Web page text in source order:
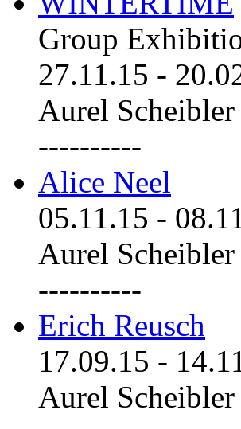
Group
27.11.15 -
Aurel
----------
Alice Neel
05.11.15 -
Aurel
----------
Erich Reusch
17.09.15 -
Aurel